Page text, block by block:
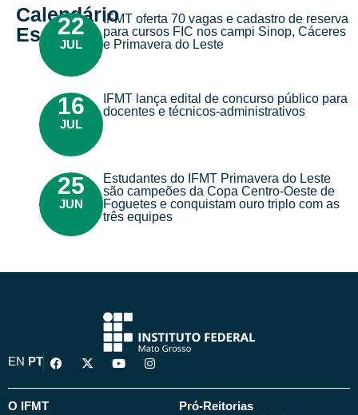
Calendário
Escolar
22
JUL
IFMT oferta 70 vagas e cadastro de reserva
para cursos FIC nos campi Sinop, Cáceres
e Primavera do Leste
16
JUL
IFMT lança edital de concurso público para
docentes e técnicos-administrativos
25
JUN
Estudantes do IFMT Primavera do Leste
são campeões da Copa Centro-Oeste de
Foguetes e conquistam ouro triplo com as
três equipes
EN PT
F
a
e
X
-
w
Y
o
t
I
n
t
O IFMT Pró-Reitorias